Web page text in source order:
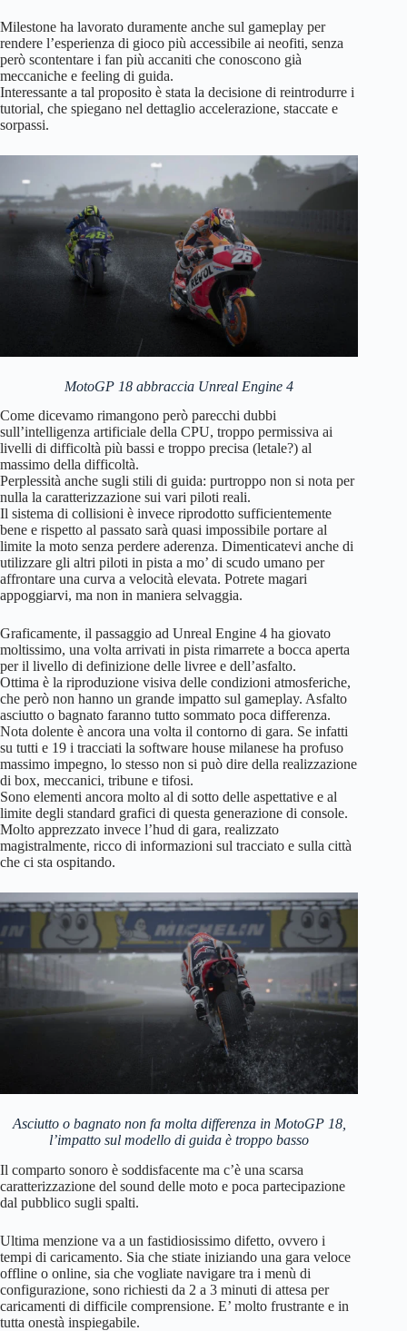
Milestone ha lavorato duramente anche sul gameplay per
rendere l’esperienza di gioco più accessibile ai neofiti, senza
però scontentare i fan più accaniti che conoscono già
meccaniche e feeling di guida.
Interessante a tal proposito è stata la decisione di reintrodurre i
tutorial, che spiegano nel dettaglio accelerazione, staccate e
sorpassi.
MotoGP 18 abbraccia Unreal Engine 4
Come dicevamo rimangono però parecchi dubbi
sull’intelligenza artificiale della CPU, troppo permissiva ai
livelli di difficoltà più bassi e troppo precisa (letale?) al
massimo della difficoltà.
Perplessità anche sugli stili di guida: purtroppo non si nota per
nulla la caratterizzazione sui vari piloti reali.
Il sistema di collisioni è invece riprodotto sufficientemente
bene e rispetto al passato sarà quasi impossibile portare al
limite la moto senza perdere aderenza. Dimenticatevi anche di
utilizzare gli altri piloti in pista a mo’ di scudo umano per
affrontare una curva a velocità elevata. Potrete magari
appoggiarvi, ma non in maniera selvaggia.
Graficamente, il passaggio ad Unreal Engine 4 ha giovato
moltissimo, una volta arrivati in pista rimarrete a bocca aperta
per il livello di definizione delle livree e dell’asfalto.
Ottima è la riproduzione visiva delle condizioni atmosferiche,
che però non hanno un grande impatto sul gameplay. Asfalto
asciutto o bagnato faranno tutto sommato poca differenza.
Nota dolente è ancora una volta il contorno di gara. Se infatti
su tutti e 19 i tracciati la software house milanese ha profuso
massimo impegno, lo stesso non si può dire della realizzazione
di box, meccanici, tribune e tifosi.
Sono elementi ancora molto al di sotto delle aspettative e al
limite degli standard grafici di questa generazione di console.
Molto apprezzato invece l’hud di gara, realizzato
magistralmente, ricco di informazioni sul tracciato e sulla città
che ci sta ospitando.
Asciutto o bagnato non fa molta differenza in MotoGP 18,
l’impatto sul modello di guida è troppo basso
Il comparto sonoro è soddisfacente ma c’è una scarsa
caratterizzazione del sound delle moto e poca partecipazione
dal pubblico sugli spalti.
Ultima menzione va a un fastidiosissimo difetto, ovvero i
tempi di caricamento. Sia che stiate iniziando una gara veloce
offline o online, sia che vogliate navigare tra i menù di
configurazione, sono richiesti da 2 a 3 minuti di attesa per
caricamenti di difficile comprensione. E’ molto frustrante e in
tutta onestà inspiegabile.